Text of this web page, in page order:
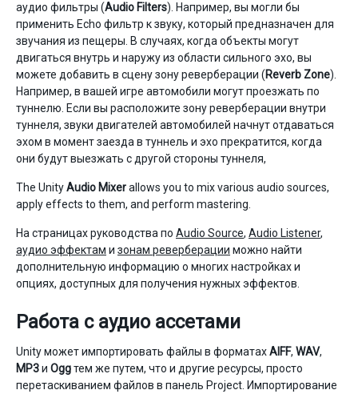
аудио фильтры (Audio Filters). Например, вы могли бы
применить Echo фильтр к звуку, который предназначен для
звучания из пещеры. В случаях, когда объекты могут
двигаться внутрь и наружу из области сильного эхо, вы
можете добавить в сцену зону реверберации (Reverb Zone).
Например, в вашей игре автомобили могут проезжать по
туннелю. Если вы расположите зону реверберации внутри
туннеля, звуки двигателей автомобилей начнут отдаваться
эхом в момент заезда в туннель и эхо прекратится, когда
они будут выезжать с другой стороны туннеля,
The UnityAudio Mixerallows you to mix various audio sources,
apply effects to them, and perform mastering.
На страницах руководства по Audio Source, Audio Listener,
аудио эффектам и зонам реверберации можно найти
дополнительную информацию о многих настройках и
опциях, доступных для получения нужных эффектов.
Работа с аудио ассетами
Unity может импортировать файлы в форматахAIFF, WAV,
MP3и Oggтем же путем, что и другие ресурсы, просто
перетаскиванием файлов в панель Project. Импортирование